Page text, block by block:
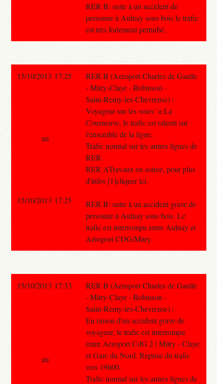
RER B: suite à un accident de
personne à Aulnay sous bois le trafic
est très fortement perturbé.
15/10/2013 17:25
RER B (Aeroport Charles de Gaulle
- Mitry-Claye - Robinson -
Saint-Remy-les-Chevreuse) :
Voyageur sur les voies `a La
Courneuve, le trafic est ralenti sur
l'ensemble de la ligne.
Trafic normal sur les autres lignes de
RER.
RER ATravaux en soiree, pour plus
d'infos [1]cliquer ici.
RER B: suite à un accident grave de
personne à Aulnay sous bois. Le
trafic est interrompu entre Aulnay et
Aéroport CDG/Mitry.
au
15/10/2013 17:25
15/10/2013 17:33
RER B (Aeroport Charles de Gaulle
- Mitry-Claye - Robinson -
Saint-Remy-les-Chevreuse) :
En raison d'un accident grave de
voyageur, le trafic est interrompu
entre Aeroport CdG 2 / Mitry - Claye
et Gare du Nord. Reprise du trafic
vers 19h00.
Trafic normal sur les autres lignes de
au